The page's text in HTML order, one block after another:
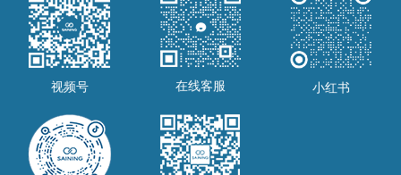
视频号 在线客服 小红书